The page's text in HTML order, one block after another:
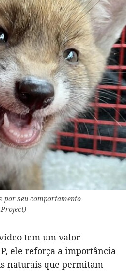
por seu comportamento
tem um valor
ele reforça a importância
naturais que permitam